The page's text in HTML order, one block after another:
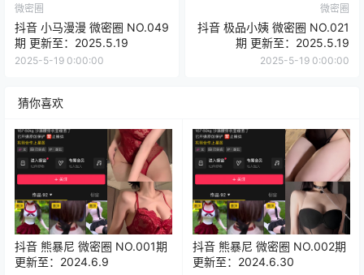
微密圈
抖音 小马漫漫 微密圈 NO.049
期 更新至：2025.5.19
2025-5-19 0:00:00
微密圈
抖音 极品小姨 微密圈 NO.021
期 更新至：2025.5.19
2025-5-19 0:00:00
猜你喜欢
抖音 熊暴尼 微密圈 NO.001期
更新至：2024.6.9
抖音 熊暴尼 微密圈 NO.002期
更新至：2024.6.30